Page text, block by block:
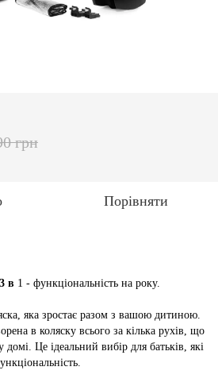
грн
Порівняти
в 1 - функціональність на року.
яка зростає разом з вашою дитиною.
в коляску всього за кілька рухів, що
Це ідеальний вибір для батьків, які